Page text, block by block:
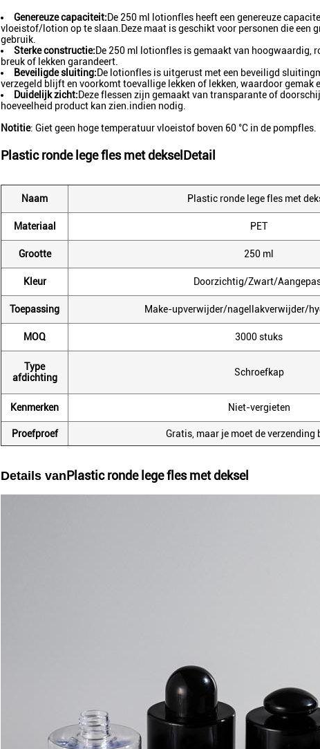
Genereuze capaciteit:De 250 ml lotionfles heeft een genereuze
vloeistof/lotion op te slaan.Deze maat is geschikt voor personen die een
gebruik.
Sterke constructie:De 250 ml lotionfles is gemaakt van hoogwaardig,
breuk of lekken garandeert.
Beveiligde sluiting:De lotionfles is uitgerust met een beveiligd
verzegeld blijft en voorkomt toevallige lekken of lekken, waardoor gemak
Duidelijk zicht:Deze flessen zijn gemaakt van transparante of
hoeveelheid product kan zien.indien nodig.
Notitie: Giet geen hoge temperatuur vloeistof boven 60 °C in de pompfles.
Plastic ronde lege fles met deksel Detail
Naam Plastic ronde lege fles met
Materiaal PET
Grootte 250 ml
Kleur Doorzichtig/Zwart/
Toepassing Make-upverwijder/nagellakverwijder/
MOQ 3000 stuks
Type
afdichting
Schroefkap
Kenmerken Niet-vergieten
Proefproef Gratis, maar je moet de verzending
Details vanPlastic ronde lege fles met deksel